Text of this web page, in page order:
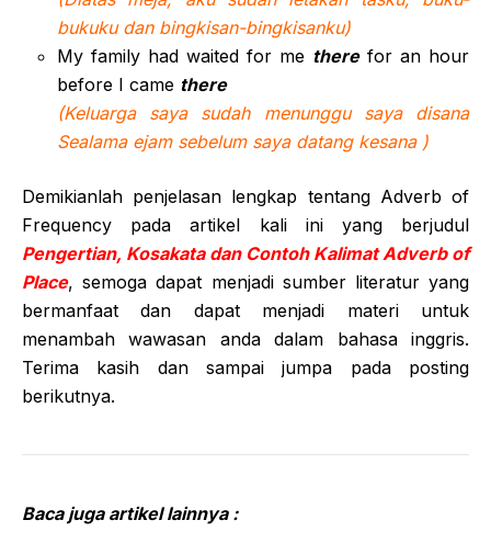
bukuku dan bingkisan-bingkisanku)
My family had waited for me therefor an hour
before I came there
(Keluarga saya sudah menunggu saya disana
Sealama ejam sebelum saya datang kesana )
Demikianlah penjelasan lengkap tentang Adverb of
Frequency pada artikel kali ini yang berjudul
Pengertian, Kosakata dan Contoh Kalimat Adverb of
Place, semoga dapat menjadi sumber literatur yang
bermanfaat dan dapat menjadi materi untuk
menambah wawasan anda dalam bahasa inggris.
Terima kasih dan sampai jumpa pada posting
berikutnya.
Baca juga artikel lainnya :